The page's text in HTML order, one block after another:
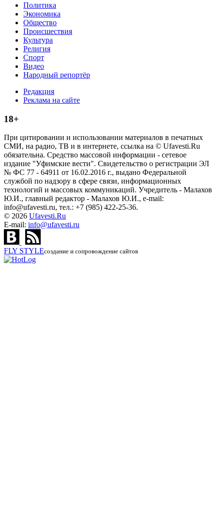
Политика
Экономика
Общество
Происшествия
Культура
Религия
Спорт
Видео
Народный репортёр
Редакция
Реклама на сайте
18+
При цитировании и использовании материалов в печатных
СМИ, на радио, ТВ и в интернете, ссылка на © Ufavesti.Ru
обязательна. Средство массовой информации - сетевое
издание "Уфимские вести". Свидетельство о регистрации ЭЛ
№ ФС 77 - 64911 от 16.02.2016 г., выдано Федеральной
службой по надзору в сфере связи, информационных
технологий и массовых коммуникаций. Учредитель - Малахов
Ю.И., главный редактор - Малахов Ю.И., e-mail:
info@ufavesti.ru, тел.: +7 (985) 422-25-36.
© 2026 Ufavesti.Ru
E-mail: info@ufavesti.ru
FLY STYLEсоздание и сопровождение сайтов